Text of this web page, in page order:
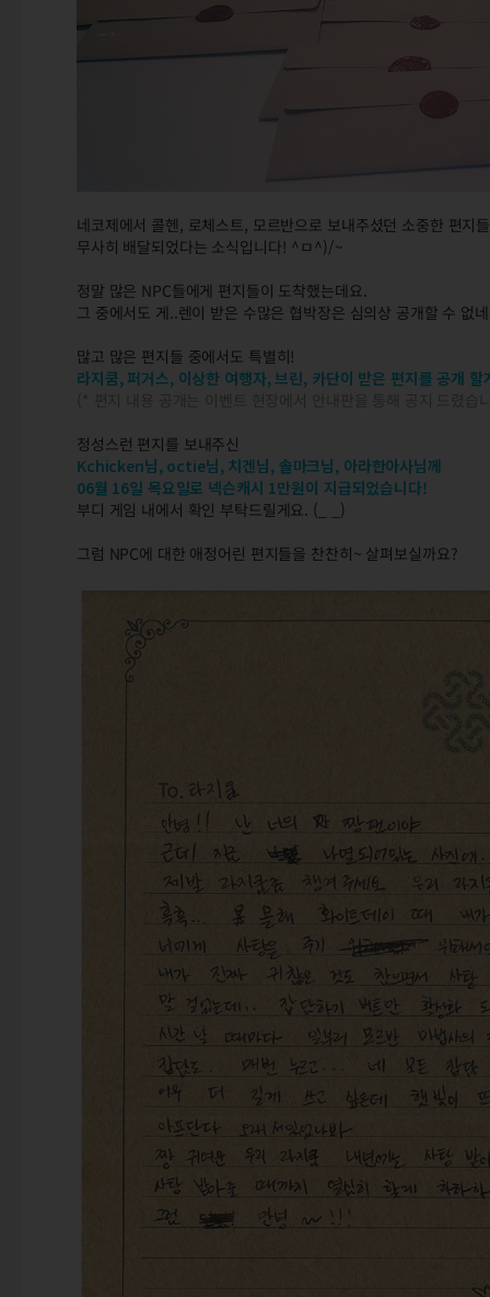
네코제에서 콜헨, 로체스트, 모르반으로 보내주셨던 소중한 편지
무사히 배달되었다는 소식입니다! ^ㅁ^)/~
정말 많은 NPC들에게 편지들이 도착했는데요.
그 중에서도 게..렌이 받은 수많은 협박장은 심의상 공개할 수 없
많고 많은 편지들 중에서도 특별히!
라지쿰, 퍼거스, 이상한 여행자, 브린, 카단이 받은 편지를 공개 할
정성스런 편지를 보내주신
Kchicken님, octie님, 치겐님, 솔마크님, 아라한아사님께
06월 16일 목요일로 넥슨캐시 1만원이 지급되었습니다!
부디 게임 내에서 확인 부탁드릴게요. (_ _)
그럼 NPC에 대한 애정어린 편지들을 찬찬히~ 살펴보실까요?